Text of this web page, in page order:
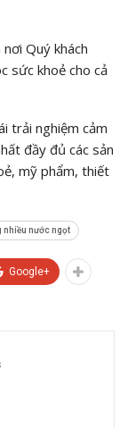
Quý khách
sức khoẻ cho cả
trải nghiệm cảm
đầy đủ các sản
mỹ phẩm, thiết
nhiều nước ngọt
Google+